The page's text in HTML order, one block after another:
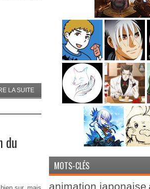
LA SUITE
du
MOTS-CLÉS
animation japonaise